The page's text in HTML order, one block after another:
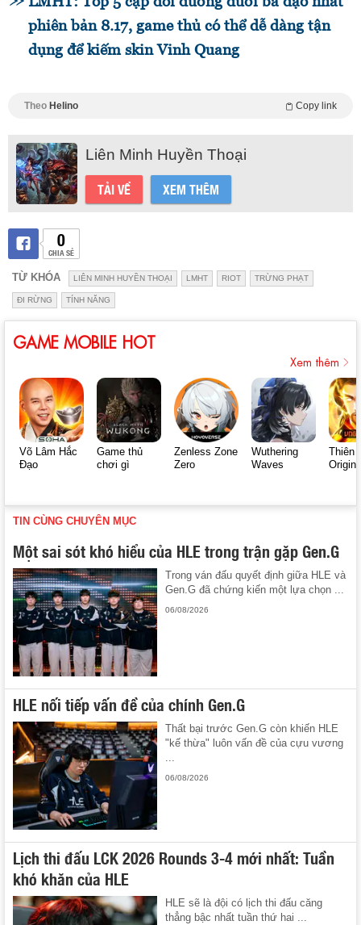
phiên bản 8.17, game thủ có thể dễ dàng tận
dụng để kiếm skin Vinh Quang
Theo Helino Copy link
Liên Minh Huyền Thoại
TẢI VỀ XEM THÊM
0
CHIA SẺ
TỪ KHÓA LIÊN MINH HUYỀN THOẠI LMHT RIOT TRỪNG PHẠT
ĐI RỪNG TÍNH NĂNG
GAME MOBILE HOT
Xem thêm
Võ Lâm Hắc
Đạo
Game thủ
chơi gì
Zenless Zone
Zero
Wuthering
Waves
Thiên
Origin
TIN CÙNG CHUYÊN MỤC
Một sai sót khó hiểu của HLE trong trận gặp Gen.G
Trong ván đấu quyết định giữa HLE và
Gen.G đã chứng kiến một lựa chọn ...
06/08/2026
HLE nối tiếp vấn đề của chính Gen.G
Thất bại trước Gen.G còn khiến HLE
"kế thừa" luôn vấn đề của cựu vương
06/08/2026
Lịch thi đấu LCK 2026 Rounds 3-4 mới nhất: Tuần
khó khăn của HLE
HLE sẽ là đội có lịch thi đấu căng
thẳng bậc nhất tuần thứ hai ...